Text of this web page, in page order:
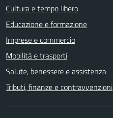
Cultura e tempo libero
Educazione e formazione
Imprese e commercio
Mobilità e trasporti
Salute, benessere e assistenza
Tributi, finanze e contravvenzioni